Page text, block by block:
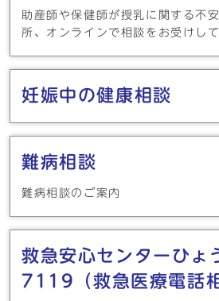
助産師や保健師が授乳に関する不
所、オンラインで相談をお受けして
妊娠中の健康相談
難病相談
難病相談のご案内
救急安心センターひ
7119（救急医療電話